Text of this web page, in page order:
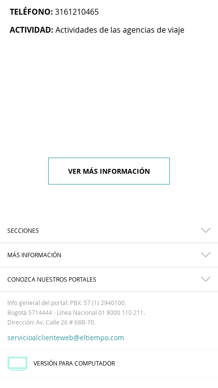
TELÉFONO: 3161210465
ACTIVIDAD: Actividades de las agencias de viaje
VER MÁS INFORMACIÓN
SECCIONES
MÁS INFORMACIÓN
CONOZCA NUESTROS PORTALES
Info general del portal: PBX: 57 (1) 2940100.
Bogotá 5714444 - Línea Nacional 01 8000 110 211.
Dirección: Av. Calle 26 # 68B-70.
servicioalclienteweb@eltiempo.com
VERSIÓN PARA COMPUTADOR